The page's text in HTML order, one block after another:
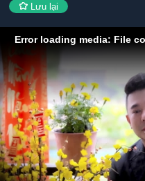
Lưu lại
Error loading media: File